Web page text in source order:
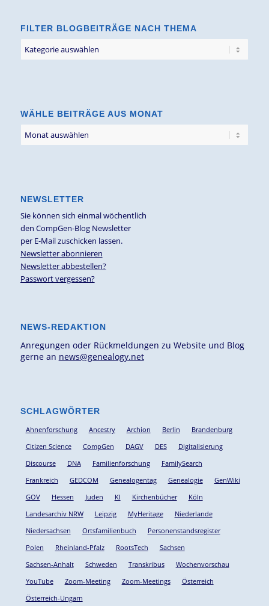
FILTER BLOGBEITRÄGE NACH THEMA
Blogbeiträge
WÄHLE BEITRÄGE AUS MONAT
NEWSLETTER
Sie können sich einmal wöchentlich
den CompGen-Blog Newsletter
per E-Mail zuschicken lassen.
Newsletter abonnieren
Newsletter abbestellen?
Passwort vergessen?
NEWS-REDAKTION
Anregungen oder Rückmeldungen zu Website und Blog
gerne an news@genealogy.net
SCHLAGWÖRTER
Ahnenforschung Ancestry Archion Berlin
Brandenburg
Citizen Science
CompGen DAGV DES
Digitalisierung
Discourse
DNA Familienforschung
FamilySearch
Frankreich
GEDCOM Genealogentag Genealogie
GenWiki
GOV
Hessen Juden KI Kirchenbücher
Köln
Landesarchiv NRW
Leipzig MyHeritage
Niederlande
Niedersachsen
Ortsfamilienbuch
Personenstandsregister
Polen
Rheinland-Pfalz RootsTech
Sachsen
Sachsen-Anhalt
Schweden Transkribus
Wochenvorschau
YouTube
Zoom-Meeting Zoom-Meetings
Österreich
Österreich-Ungarn